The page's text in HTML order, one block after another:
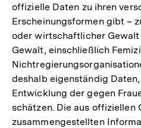
offizielle Daten zu ihren
Erscheinungsformen gibt –
oder wirtschaftlicher Gewalt
Gewalt, einschließlich
deshalb eigenständig
Entwicklung der gegen
schätzen. Die aus offiziellen
zusammengestellten